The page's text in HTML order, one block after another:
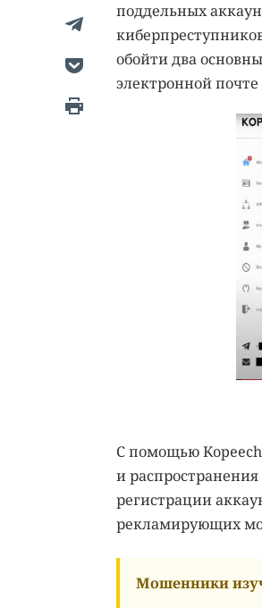
поддельных
обойти два
электронной
С помощью
и
регистрации
рекламирующих
Мошенники